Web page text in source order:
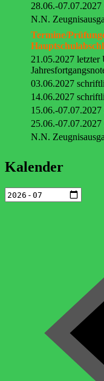
28.06.-
N.N.
Termine/
21.05.2027 letzter
03.06.2027
14.06.2027
15.06.-
25.06.-
N.N.
Kalender